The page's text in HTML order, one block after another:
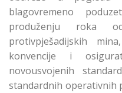
blagovremeno
produženju roka
protivpješadijskih
konvencije i
novousvojenih
standardnih operativnih